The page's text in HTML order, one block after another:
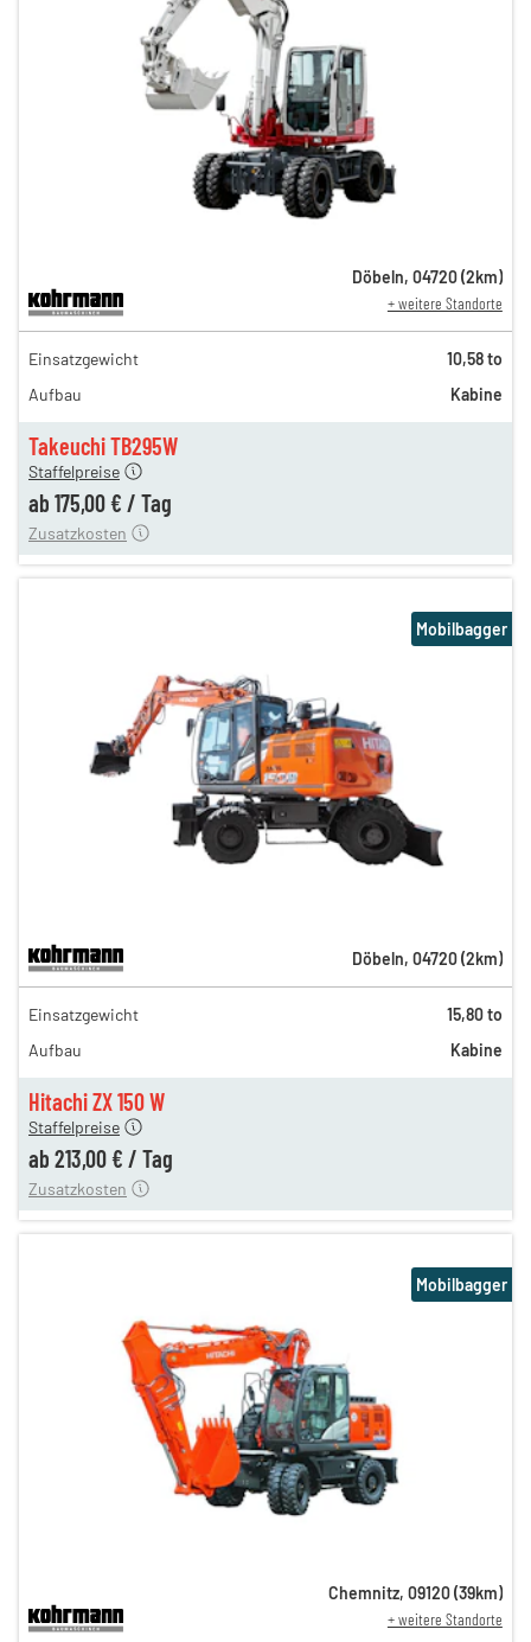
Takeuchi TB295W
302,00 €
252,00 €
211,00 €
Staffelpreise
ab 175,00 € / Tag
12,00 €
Zusatzkosten
Döbeln, 04720(2km)
+ weitere Standorte
Einsatzgewicht
10,58 to
Aufbau
Kabine
Hitachi ZX 150 W
368,00 €
306,00 €
255,00 €
Staffelpreise
ab 213,00 € / Tag
12,00 €
Zusatzkosten
Mobilbagger
Döbeln, 04720(2km)
Einsatzgewicht
15,80 to
Aufbau
Kabine
Mobilbagger
Chemnitz, 09120(39km)
+ weitere Standorte